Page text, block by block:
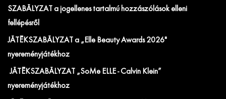
SZABÁLYZAT a jogellenes tartalmú hozzászólások elleni
fellépésről
JÁTÉKSZABÁLYZAT a „Elle Beauty Awards 2026"
nyereményjátékhoz
JÁTÉKSZABÁLYZAT „SoMe ELLE - Calvin Klein”
nyereményjátékhoz